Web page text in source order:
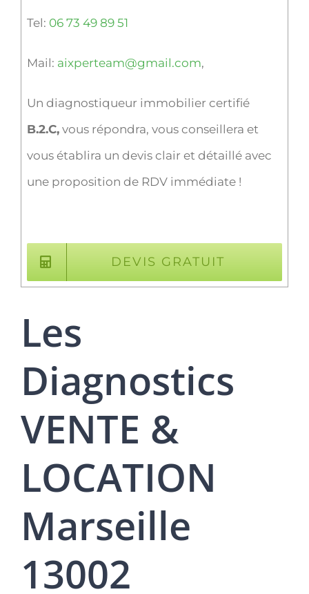
Tel: 06 73 49 89 51
Mail: aixperteam@gmail.com,
Un diagnostiqueur immobilier certifié
B.2.C,vous répondra, vous conseillera et
vous établira un devis clair et détaillé avec
une proposition de RDV immédiate !
DEVIS GRATUIT
Les
Diagnostics
VENTE &
LOCATION
Marseille
13002